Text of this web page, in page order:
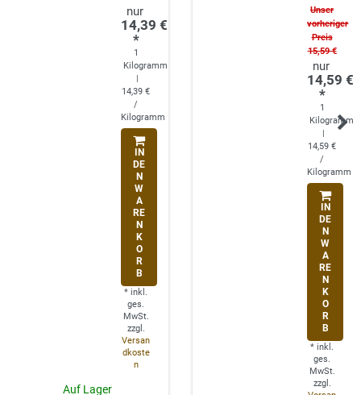
14,39 €
*
1
Kilogramm
14,39 €
/
Kilogramm
IN
DE
N
W
A
RE
N
K
O
R
B
* inkl.
ges.
MwSt.
zzgl.
Versan
dkoste
n
Auf Lager
Unser
vorheriger
Preis
15,59 €
14,59 €
*
1
Kilogramm
14,59 €
/
Kilogramm
IN
DE
N
W
A
RE
N
K
O
R
B
* inkl.
ges.
MwSt.
zzgl.